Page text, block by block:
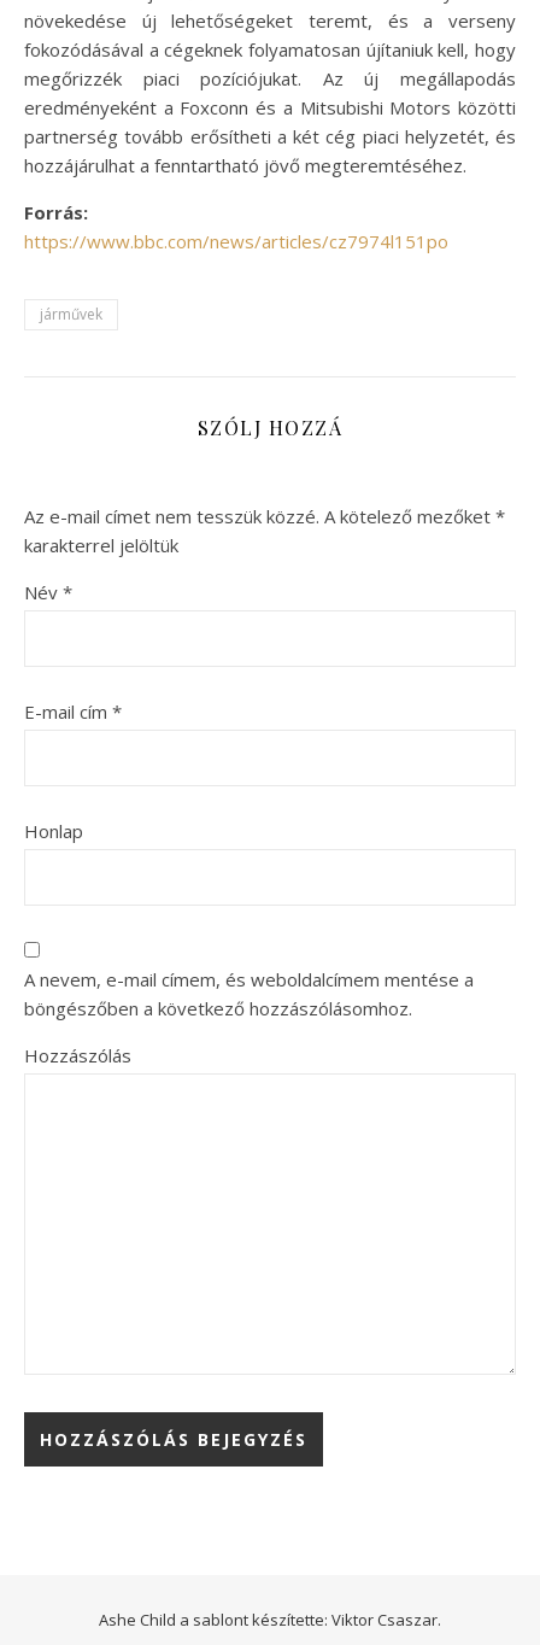
növekedése új lehetőségeket teremt, és a verseny
fokozódásával a cégeknek folyamatosan újítaniuk kell, hogy
megőrizzék piaci pozíciójukat. Az új megállapodás
eredményeként a Foxconn és a Mitsubishi Motors közötti
partnerség tovább erősítheti a két cég piaci helyzetét, és
hozzájárulhat a fenntartható jövő megteremtéséhez.
Forrás:
https://www.bbc.com/news/articles/cz7974l151po
járművek
SZÓLJ HOZZÁ
Az e-mail címet nem tesszük közzé. A kötelező mezőket *
karakterrel jelöltük
Név *
E-mail cím *
Honlap
A nevem, e-mail címem, és weboldalcímem mentése a
böngészőben a következő hozzászólásomhoz.
Hozzászólás
Ashe Child a sablont készítette: Viktor Csaszar.